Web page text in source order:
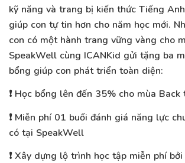
kỹ năng và trang bị kiến thức Tiếng
giúp con tự tin hơn cho năm học mới.
con có một hành trang vững vàng cho
SpeakWell cùng ICANKid gửi tặng ba
bổng giúp con phát triển toàn diện:
❗ Học bổng lên đến 35% cho mùa
❗ Miễn phí 01 buổi đánh giá năng lực
có tại SpeakWell
❗ Xây dựng lộ trình học tập miễn phí